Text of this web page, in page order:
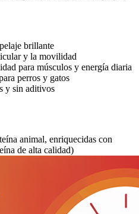
brillante
y la movilidad
para músculos y energía diaria
perros y gatos
y sin aditivos
animal, enriquecidas con
de alta calidad)